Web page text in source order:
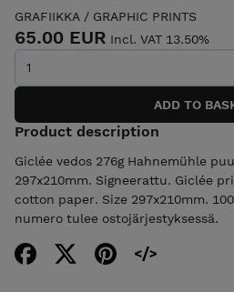
GRAFIIKKA / GRAPHIC PRINTS
65.00 EUR Incl. VAT 13.50%
Product description
Giclée vedos 276g Hahnemühle
297x210mm. Signeerattu. Giclée
cotton paper. Size 297x210mm.
numero tulee ostojärjestyksessä.